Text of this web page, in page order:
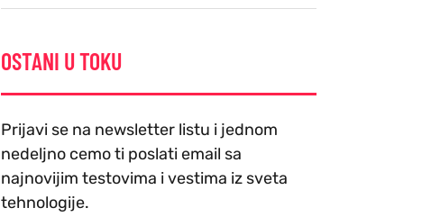
OSTANI U TOKU
Prijavi se na newsletter listu i jednom
nedeljno cemo ti poslati email sa
najnovijim testovima i vestima iz sveta
tehnologije.